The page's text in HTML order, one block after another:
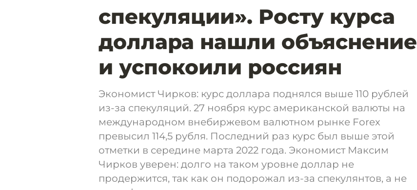
спекуляции». Росту курса
доллара нашли объяснение
и успокоили россиян
Экономист Чирков: курс доллара поднялся выше 110 рублей
из-за спекуляций. 27 ноября курс американской валюты на
международном внебиржевом валютном рынке Forex
превысил 114,5 рубля. Последний раз курс был выше этой
отметки в середине марта 2022 года. Экономист Максим
Чирков уверен: долго на таком уровне доллар не
продержится, так как он подорожал из-за спекулянтов, а не